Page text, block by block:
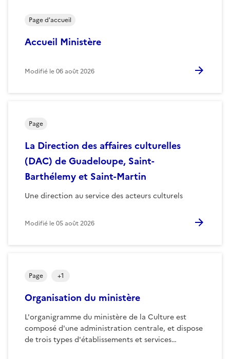
Accueil Ministère
Page d'accueil
Modifié le06 août 2026
La Direction des affaires culturelles
(DAC) de Guadeloupe, Saint-
Barthélemy et Saint-Martin
Une direction au service des acteurs culturels
Page
Modifié le05 août 2026
Organisation du ministère
L'organigramme du ministère de la Culture est
composé d'une administration centrale, et dispose
de trois types d'établissements et services…
Page +1